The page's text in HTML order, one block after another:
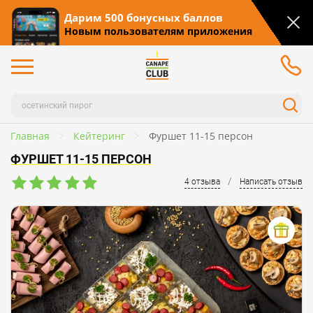
Дарим 500 бонусных баллов
Новым пользователям приложения
Главная Кейтеринг Фуршет 11-15 персон
ФУРШЕТ 11-15 ПЕРСОН
4 отзыва / Написать отзыв